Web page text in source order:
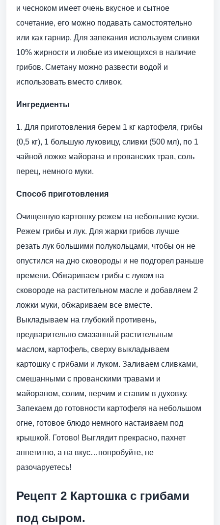
и чесноком имеет очень вкусное и сытное
сочетание, его можно подавать самостоятельно
или как гарнир. Для запекания используем сливки
10% жирности и любые из имеющихся в наличие
грибов. Сметану можно развести водой и
использовать вместо сливок.
Ингредиенты
1. Для приготовления берем 1 кг картофеля, грибы
(0,5 кг), 1 большую луковицу, сливки (500 мл), по 1
чайной ложке майорана и прованских трав, соль
перец, немного муки.
Способ приготовления
Очищенную картошку режем на небольшие куски.
Режем грибы и лук. Для жарки грибов лучше
резать лук большими полукольцами, чтобы он не
опустился на дно сковороды и не подгорел раньше
времени. Обжариваем грибы с луком на
сковороде на растительном масле и добавляем 2
ложки муки, обжариваем все вместе.
Выкладываем на глубокий противень,
предварительно смазанный растительным
маслом, картофель, сверху выкладываем
картошку с грибами и луком. Заливаем сливками,
смешанными с прованскими травами и
майораном, солим, перчим и ставим в духовку.
Запекаем до готовности картофеля на небольшом
огне, готовое блюдо немного настаиваем под
крышкой. Готово! Выглядит прекрасно, пахнет
аппетитно, а на вкус…попробуйте, не
разочаруетесь!
Рецепт 2 Картошка с грибами
под сыром.